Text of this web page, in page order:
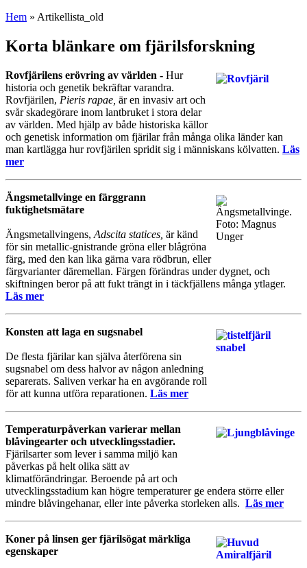
Hem » Artikellista_old
Korta blänkare om fjärilsforskning
Rovfjärilens erövring av världen - Hur
historia och genetik bekräftar varandra.
Rovfjärilen, Pieris rapae, är en invasiv art och
svår skadegörare inom lantbruket i stora delar
av världen. Med hjälp av både historiska källor
och genetisk information om fjärilar från många olika länder kan
man kartlägga hur rovfjärilen spridit sig i människans kölvatten. Läs
mer
Ängsmetallvinge en färggrann
fuktighetsmätare
Ängsmetallvingens, Adscita statices, är känd
för sin metallic-gnistrande gröna eller blågröna
färg, med den kan lika gärna vara rödbrun, eller
färgvarianter däremellan. Färgen förändras under dygnet, och
skiftningen beror på att fukt trängt in i täckfjällens många ytlager.
Läs mer
Konsten att laga en sugsnabel
De flesta fjärilar kan själva återförena sin
sugsnabel om dess halvor av någon anledning
separerats. Saliven verkar ha en avgörande roll
för att kunna utföra reparationen. Läs mer
Temperaturpåverkan varierar mellan
blåvingearter och utvecklingsstadier.
Fjärilsarter som lever i samma miljö kan
påverkas på helt olika sätt av
klimatförändringar. Beroende på art och
utvecklingsstadium kan högre temperaturer ge endera större eller
mindre blåvingehanar, eller inte påverka storleken alls. Läs mer
Koner på linsen ger fjärilsögat märkliga
egenskaper